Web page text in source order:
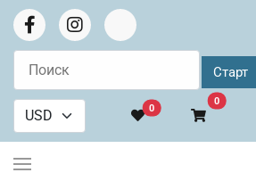
0
0В